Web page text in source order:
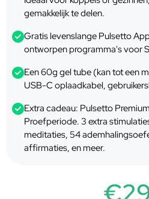
gemakkelijk te delen.
Gratis levenslange Pulsetto
ontworpen programma's voor
Een 60g gel tube (kan tot een
USB-C oplaadkabel,
Extra cadeau: Pulsetto
Proefperiode. 3 extra
meditaties, 54
affirmaties, en meer.